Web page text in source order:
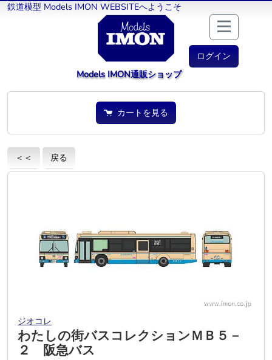
鉄道模型 Models IMON WEBSITEへようこそ
ログイン
Models IMON通販ショップ
カートを見る
＜＜ 戻る
ジオコレ
わたしの街バスコレクションＭＢ５－
２ 阪急バス